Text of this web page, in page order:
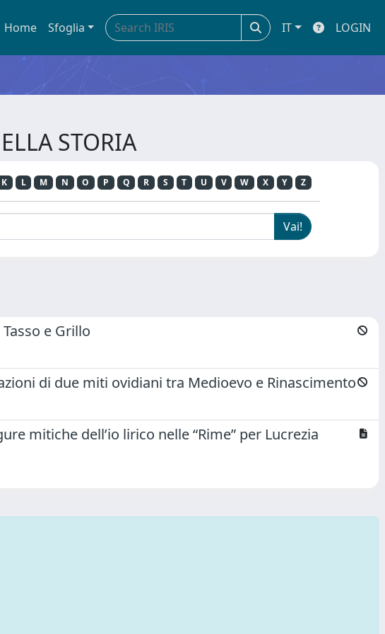
Home Sfoglia IT LOGIN
STORIA
K L M N O P Q R S T U V W X Y Z
e Grillo
di due miti ovidiani tra Medioevo e Rinascimento
mitiche dell’io lirico nelle “Rime” per Lucrezia